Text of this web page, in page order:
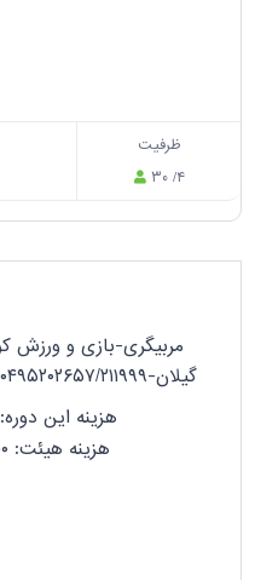
ظرفیت
۳۰ /۴
گیلان-۱۴۰۴۹۵۲۰۲۶۵۷/۲۱۱۹۹۹ ۱۴۰۴۹۵۲۰۲۶۵۷/۲۱۱۹۹۹
هزینه این دوره: ۶,۵۰۰,۰۰۰
هزینه هیئت: ۱۳,۵۰۰,۰۰۰